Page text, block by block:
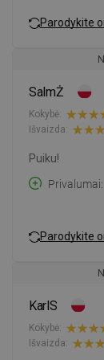
Parodykite
SalmŻ
Kokybė:
Išvaizda:
Puiku!
Privalumai
Parodykite
KarlS
Kokybė:
Išvaizda: